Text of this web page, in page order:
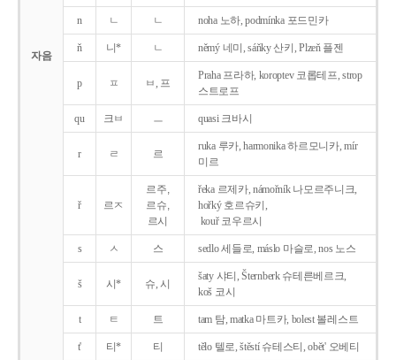
자음
n ㄴ ㄴ noha 노하, podmínka 포드민카
ň 니* ㄴ němý 네미, sáňky 산키, Plzeň 플젠
p ㅍ ㅂ, 프
Praha 프라하, koroptev 코롭테프, strop
스트로프
qu 크ㅂ ㅡ quasi 크바시
r ㄹ 르
ruka 루카, harmonika 하르모니카, mír
미르
ř 르ㅈ
르주,
르슈,
르시
řeka 르제카, námořník 나모르주니크,
hořký 호르슈키,
kouř 코우르시
s ㅅ 스 sedlo 세들로, máslo 마슬로, nos 노스
š 시* 슈, 시
šaty 샤티, Šternberk 슈테른베르크,
koš 코시
t ㅌ 트 tam 탐, matka 마트카, bolest 볼레스트
t' 티* 티 tělo 텔로, štěstí 슈테스티, obět' 오베티